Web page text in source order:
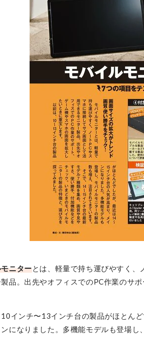
ニターとは、軽量で持ち運びやすく、
品。出先やオフィスでのPC作業のサ
インチ〜13インチ台の製品がほとん
ンになりました。多機能モデルも登場